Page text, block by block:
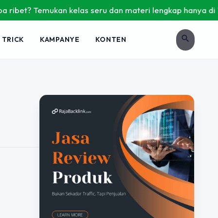
Temukan kelas seru dan materi lengkap hanya di
TRICK KAMPANYE KONTEN search